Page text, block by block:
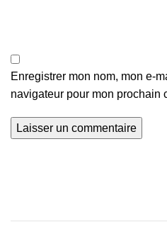
Enregistrer mon nom, mon e-
navigateur pour mon prochain